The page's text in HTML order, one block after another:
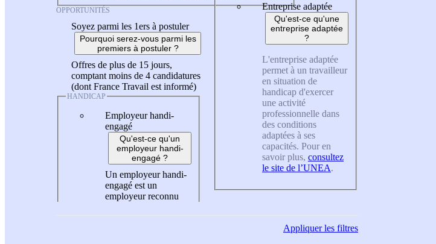
OPPORTUNITÉS
Soyez parmi les 1ers à postuler
Pourquoi serez-vous parmi les
premiers à postuler ?
Offres de plus de 15 jours,
comptant moins de 4 candidatures
(dont France Travail est informé)
HANDICAP
Employeur handi-
engagé
Qu'est-ce qu'un
employeur handi-
engagé ?
Un employeur handi-
engagé est un
employeur reconnu
Entreprise adaptée
Qu'est-ce qu'une
entreprise adaptée
?
L'entreprise adaptée
permet à un travailleur
en situation de
handicap d'exercer
une activité
professionnelle dans
des conditions
adaptées à ses
capacités. Pour en
savoir plus, consultez
le site de l’UNEA.
Appliquerles filtres